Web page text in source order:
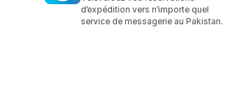
d’expédition vers n’importe quel
service de messagerie au Pakistan.